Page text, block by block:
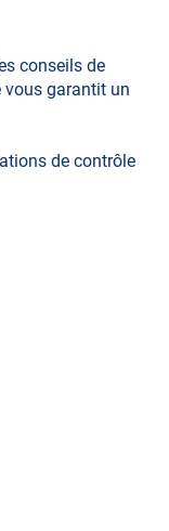
conseils de
vous garantit un
de contrôle